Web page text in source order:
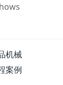
机械
案例